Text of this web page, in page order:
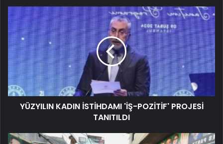
YÜZYILIN KADIN İSTİHDAMI 'İŞ-POZİTİF' PROJESİ
TANITILDI